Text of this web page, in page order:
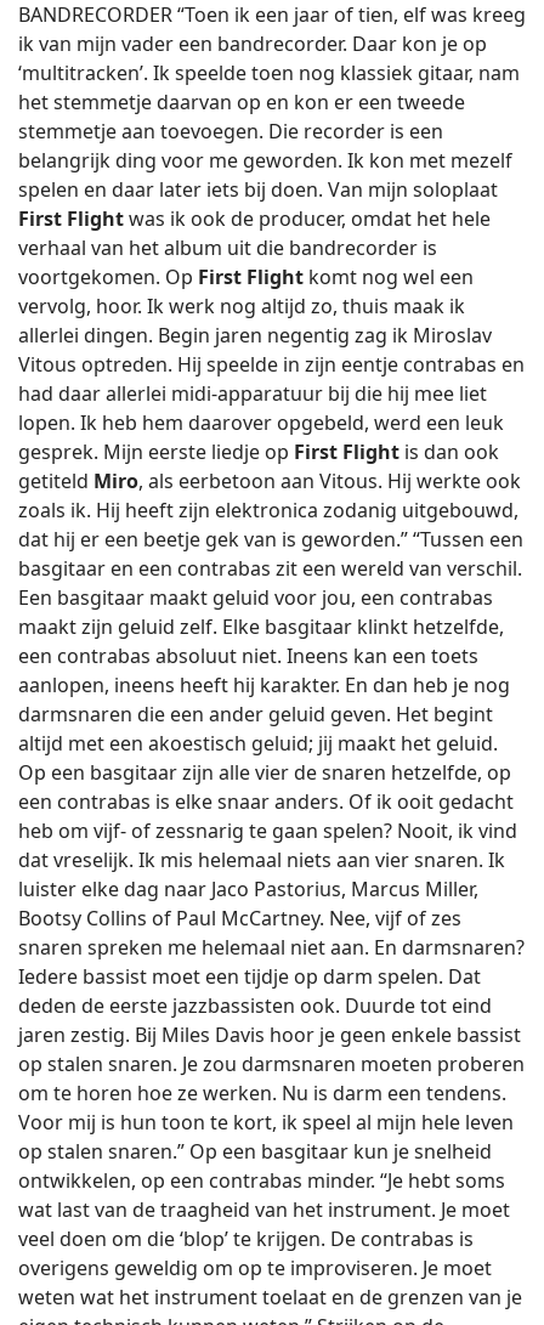
BANDRECORDER “Toen ik een jaar of tien, elf was kreeg
ik van mijn vader een bandrecorder. Daar kon je op
‘multitracken’. Ik speelde toen nog klassiek gitaar, nam
het stemmetje daarvan op en kon er een tweede
stemmetje aan toevoegen. Die recorder is een
belangrijk ding voor me geworden. Ik kon met mezelf
spelen en daar later iets bij doen. Van mijn soloplaat
First Flightwas ik ook de producer, omdat het hele
verhaal van het album uit die bandrecorder is
voortgekomen. Op First Flight komt nog wel een
vervolg, hoor. Ik werk nog altijd zo, thuis maak ik
allerlei dingen. Begin jaren negentig zag ik Miroslav
Vitous optreden. Hij speelde in zijn eentje contrabas en
had daar allerlei midi-apparatuur bij die hij mee liet
lopen. Ik heb hem daarover opgebeld, werd een leuk
gesprek. Mijn eerste liedje op First Flight is dan ook
getiteld Miro, als eerbetoon aan Vitous. Hij werkte ook
zoals ik. Hij heeft zijn elektronica zodanig uitgebouwd,
dat hij er een beetje gek van is geworden.” “Tussen een
basgitaar en een contrabas zit een wereld van verschil.
Een basgitaar maakt geluid voor jou, een contrabas
maakt zijn geluid zelf. Elke basgitaar klinkt hetzelfde,
een contrabas absoluut niet. Ineens kan een toets
aanlopen, ineens heeft hij karakter. En dan heb je nog
darmsnaren die een ander geluid geven. Het begint
altijd met een akoestisch geluid; jij maakt het geluid.
Op een basgitaar zijn alle vier de snaren hetzelfde, op
een contrabas is elke snaar anders. Of ik ooit gedacht
heb om vijf- of zessnarig te gaan spelen? Nooit, ik vind
dat vreselijk. Ik mis helemaal niets aan vier snaren. Ik
luister elke dag naar Jaco Pastorius, Marcus Miller,
Bootsy Collins of Paul McCartney. Nee, vijf of zes
snaren spreken me helemaal niet aan. En darmsnaren?
Iedere bassist moet een tijdje op darm spelen. Dat
deden de eerste jazzbassisten ook. Duurde tot eind
jaren zestig. Bij Miles Davis hoor je geen enkele bassist
op stalen snaren. Je zou darmsnaren moeten proberen
om te horen hoe ze werken. Nu is darm een tendens.
Voor mij is hun toon te kort, ik speel al mijn hele leven
op stalen snaren.” Op een basgitaar kun je snelheid
ontwikkelen, op een contrabas minder. “Je hebt soms
wat last van de traagheid van het instrument. Je moet
veel doen om die ‘blop’ te krijgen. De contrabas is
overigens geweldig om op te improviseren. Je moet
weten wat het instrument toelaat en de grenzen van je